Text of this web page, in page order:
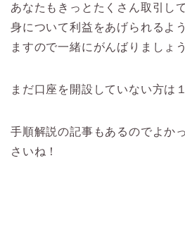
あなたもきっとたくさん取引し
身について利益をあげられるよ
ますので一緒にがんばりましょう
まだ口座を開設していない方は
手順解説の記事もあるのでよか
さいね！